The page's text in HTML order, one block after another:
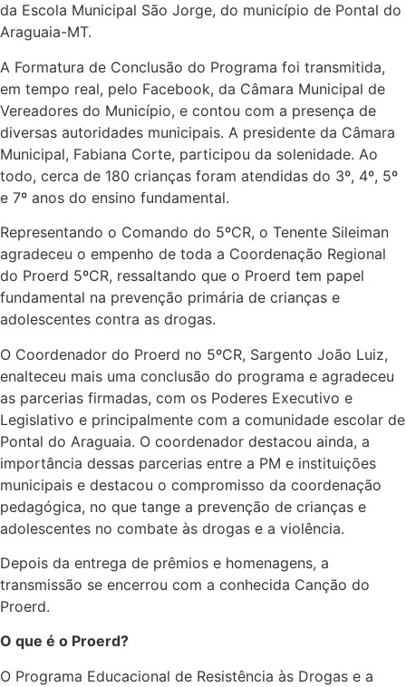
da Escola Municipal São Jorge, do município de Pontal do
Araguaia-MT.
A Formatura de Conclusão do Programa foi transmitida,
em tempo real, pelo Facebook, da Câmara Municipal de
Vereadores do Município, e contou com a presença de
diversas autoridades municipais. A presidente da Câmara
Municipal, Fabiana Corte, participou da solenidade. Ao
todo, cerca de 180 crianças foram atendidas do 3º, 4º, 5º
e 7º anos do ensino fundamental.
Representando o Comando do 5ºCR, o Tenente Sileiman
agradeceu o empenho de toda a Coordenação Regional
do Proerd 5ºCR, ressaltando que o Proerd tem papel
fundamental na prevenção primária de crianças e
adolescentes contra as drogas.
O Coordenador do Proerd no 5ºCR, Sargento João Luiz,
enalteceu mais uma conclusão do programa e agradeceu
as parcerias firmadas, com os Poderes Executivo e
Legislativo e principalmente com a comunidade escolar de
Pontal do Araguaia. O coordenador destacou ainda, a
importância dessas parcerias entre a PM e instituições
municipais e destacou o compromisso da coordenação
pedagógica, no que tange a prevenção de crianças e
adolescentes no combate às drogas e a violência.
Depois da entrega de prêmios e homenagens, a
transmissão se encerrou com a conhecida Canção do
Proerd.
O que é o Proerd?
O Programa Educacional de Resistência às Drogas e a